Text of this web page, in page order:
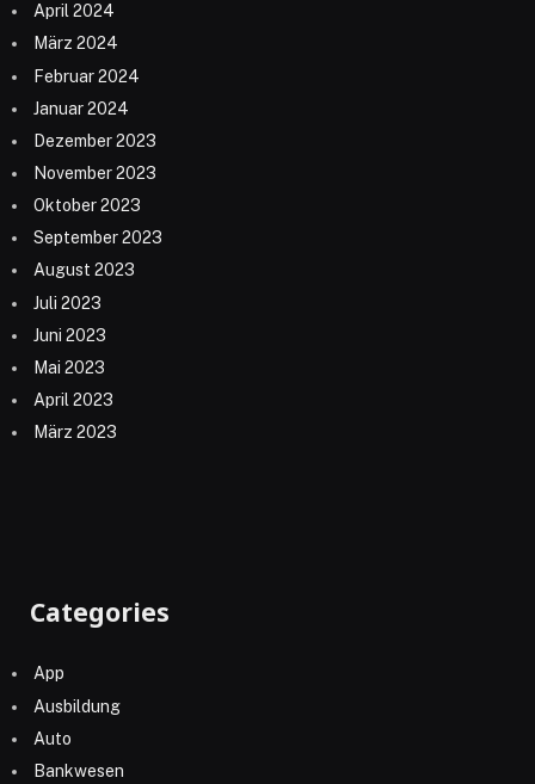
April 2024
März 2024
Februar 2024
Januar 2024
Dezember 2023
November 2023
Oktober 2023
September 2023
August 2023
Juli 2023
Juni 2023
Mai 2023
April 2023
März 2023
Categories
App
Ausbildung
Auto
Bankwesen